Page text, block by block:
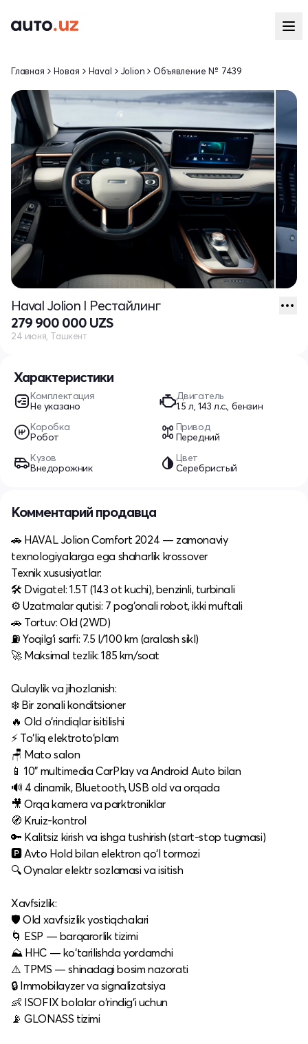
Характеристики
Комплектация
Не указано
Двигатель
1.5 л, 143 л.с., бензин
Коробка
Робот
Привод
Передний
Кузов
Внедорожник
Цвет
Серебристый
Главная Новая Haval Jolion Объявление № 7439
Haval Jolion I Рестайлинг
279 900 000 UZS
24 июня, Ташкент
Комментарий продавца
🚗 HAVAL Jolion Comfort 2024 — zamonaviy
texnologiyalarga ega shaharlik krossover
Texnik xususiyatlar:
🛠 Dvigatel: 1.5T (143 ot kuchi), benzinli, turbinali
⚙️ Uzatmalar qutisi: 7 pog‘onali robot, ikki muftali
🚗 Tortuv: Old (2WD)
⛽ Yoqilg‘i sarfi: 7.5 l/100 km (aralash sikl)
🚀 Maksimal tezlik: 185 km/soat
Qulaylik va jihozlanish:
❄️ Bir zonali konditsioner
🔥 Old o‘rindiqlar isitilishi
⚡ To‘liq elektroto‘plam
🪑 Mato salon
📱 10" multimedia CarPlay va Android Auto bilan
🔊 4 dinamik, Bluetooth, USB old va orqada
🎥 Orqa kamera va parktroniklar
🧭 Kruiz-kontrol
🔑 Kalitsiz kirish va ishga tushirish (start-stop tugmasi)
🅿️ Avto Hold bilan elektron qo‘l tormozi
🔍 Oynalar elektr sozlamasi va isitish
Xavfsizlik:
🛡 Old xavfsizlik yostiqchalari
🌀 ESP — barqarorlik tizimi
⛰ HHC — ko‘tarilishda yordamchi
⚠️ TPMS — shinadagi bosim nazorati
🔒 Immobilayzer va signalizatsiya
👶 ISOFIX bolalar o‘rindig‘i uchun
📡 GLONASS tizimi